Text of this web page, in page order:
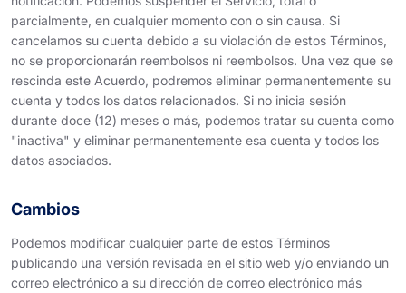
parcialmente, en cualquier momento con o sin causa. Si
cancelamos su cuenta debido a su violación de estos Términos,
no se proporcionarán reembolsos ni reembolsos. Una vez que se
rescinda este Acuerdo, podremos eliminar permanentemente su
cuenta y todos los datos relacionados. Si no inicia sesión
durante doce (12) meses o más, podemos tratar su cuenta como
"inactiva" y eliminar permanentemente esa cuenta y todos los
datos asociados.
Cambios
Podemos modificar cualquier parte de estos Términos
publicando una versión revisada en el sitio web y/o enviando un
correo electrónico a su dirección de correo electrónico más